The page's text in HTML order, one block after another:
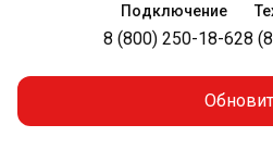
Подключение
8 (800) 250-18-628